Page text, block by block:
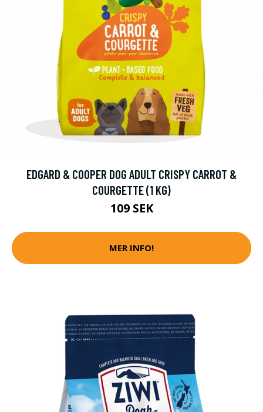
EDGARD & COOPER DOG ADULT CRISPY CARROT &
COURGETTE (1 KG)
109 SEK
MER INFO!